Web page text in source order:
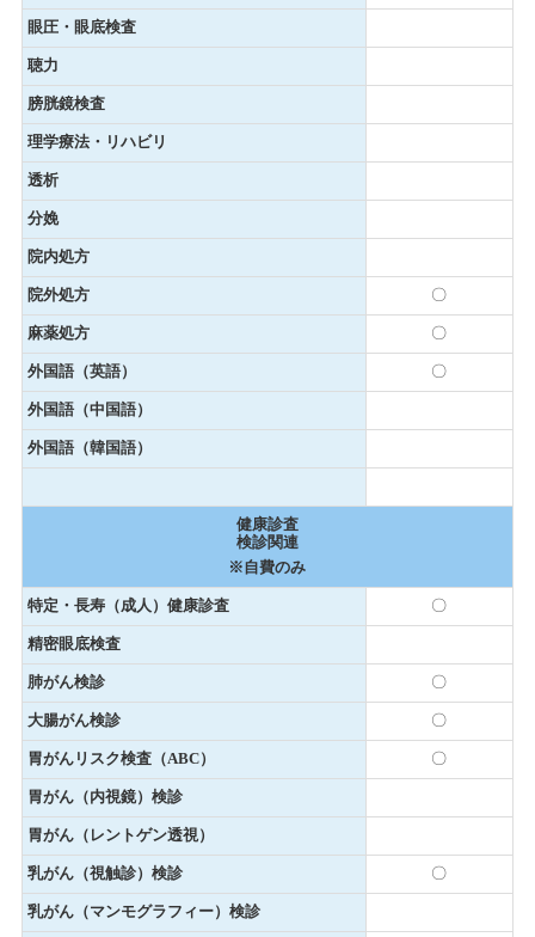
眼圧・眼底検査
聴力
膀胱鏡検査
理学療法・リハビリ
透析
分娩
院内処方
院外処方 〇
麻薬処方 〇
外国語（英語） 〇
外国語（中国語）
外国語（韓国語）
健康診査
検診関連
※自費のみ
特定・長寿（成人）健康診査 〇
精密眼底検査
肺がん検診 〇
大腸がん検診 〇
胃がんリスク検査（ABC） 〇
胃がん（内視鏡）検診
胃がん（レントゲン透視）
乳がん（視触診）検診 〇
乳がん（マンモグラフィー）検診